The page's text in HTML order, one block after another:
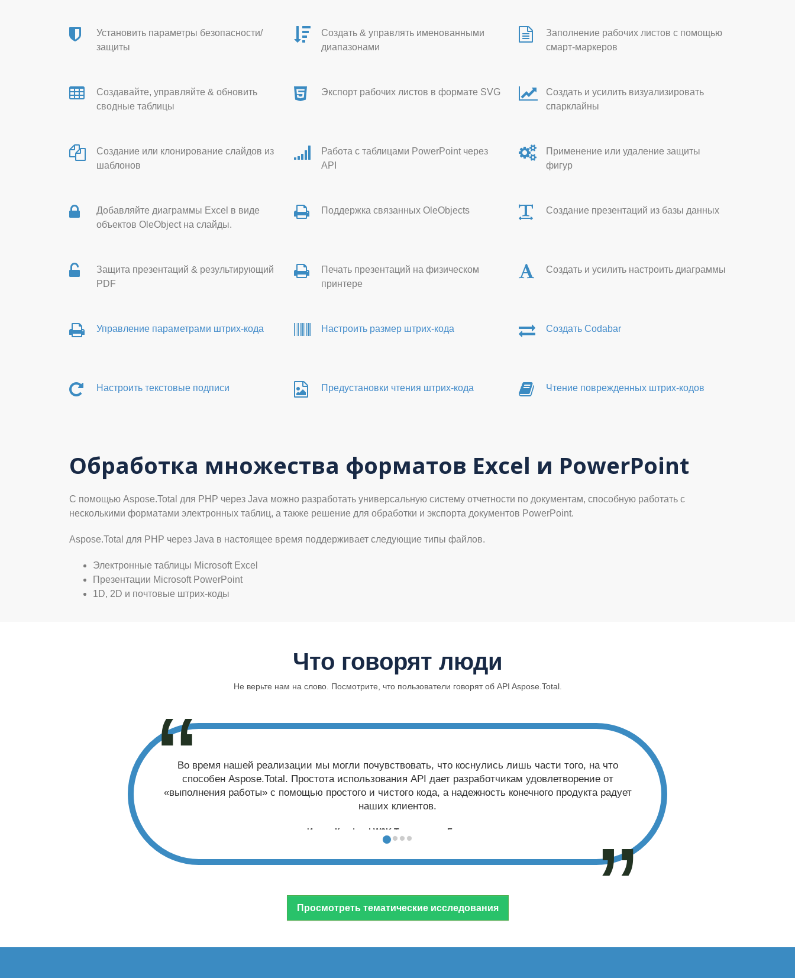
Установить параметры безопасности/
защиты
Создать & управлять именованными
диапазонами
Заполнение рабочих листов с помощью
смарт-маркеров
Создавайте, управляйте & обновить
сводные таблицы
Экспорт рабочих листов в формате SVG
Создать и усилить визуализировать
спарклайны
Создание или клонирование слайдов из
шаблонов
Работа с таблицами PowerPoint через
API
Применение или удаление защиты
фигур
Добавляйте диаграммы Excel в виде
объектов OleObject на слайды.
Поддержка связанных OleObjects Создание презентаций из базы данных
Защита презентаций & результирующий
PDF
Печать презентаций на физическом
принтере
Создать и усилить настроить диаграммы
Управление параметрами штрих-кода Настроить размер штрих-кода Создать Codabar
Настроить текстовые подписи Предустановки чтения штрих-кода Чтение поврежденных штрих-кодов
Обработка множества форматов Excel и PowerPoint
С помощью Aspose.Total для PHP через Java можно разработать универсальную систему отчетности по документам, способную работать с
несколькими форматами электронных таблиц, а также решение для обработки и экспорта документов PowerPoint.
Aspose.Total для PHP через Java в настоящее время поддерживает следующие типы файлов.
Электронные таблицы Microsoft Excel
Презентации Microsoft PowerPoint
1D, 2D и почтовые штрих-коды
Что говорят люди
Не верьте нам на слово. Посмотрите, что пользователи говорят об API Aspose.Total.
Мы пробовали несколько других бесплатных и платных решений, но все они имели ограничения,
которые были слишком велики для нашего варианта использования. Большинство проблем с
нашими решениями возникало при преобразовании файлов Microsoft Office в PDF. Только Aspose
каждый раз делал это идеально.
Рик Гоуд | ЗИВВЕР, Нидерланды
Просмотреть тематические исследования